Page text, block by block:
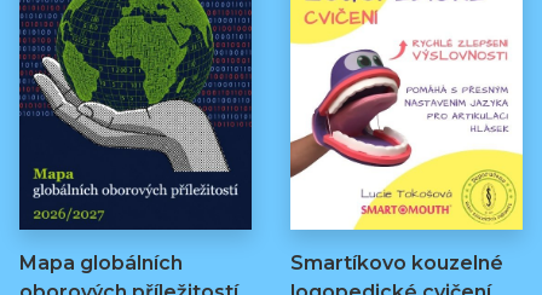
Mapa globálních
Smartíkovo kouzelné